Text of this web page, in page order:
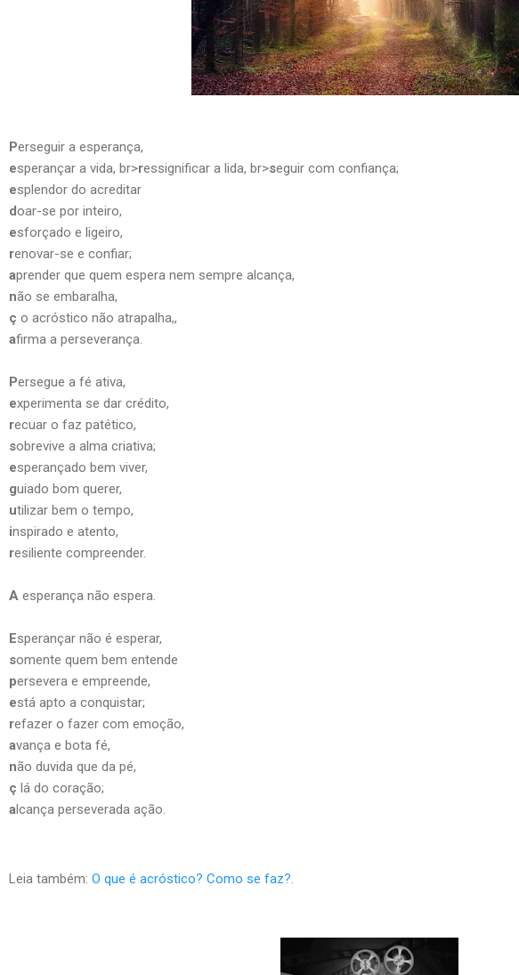
Perseguir a esperança,
esperançar a vida, br>ressignificar a lida, br>seguir com confiança;
esplendor do acreditar
doar-se por inteiro,
esforçado e ligeiro,
renovar-se e confiar;
aprender que quem espera nem sempre alcança,
não se embaralha,
ç o acróstico não atrapalha,,
afirma a perseverança.
Persegue a fé ativa,
experimenta se dar crédito,
recuar o faz patético,
sobrevive a alma criativa;
esperançado bem viver,
guiado bom querer,
utilizar bem o tempo,
inspirado e atento,
resiliente compreender.
A esperança não espera.
Esperançar não é esperar,
somente quem bem entende
persevera e empreende,
está apto a conquistar;
refazer o fazer com emoção,
avança e bota fé,
não duvida que da pé,
ç lá do coração;
alcança perseverada ação.
Leia também: O que é acróstico? Como se faz?.